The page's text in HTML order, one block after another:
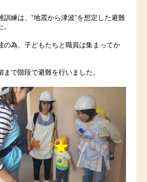
訓練は、”地震から津波”を想定した避難
の為、子どもたちと職員は集まってか
まで階段で避難を行いました。